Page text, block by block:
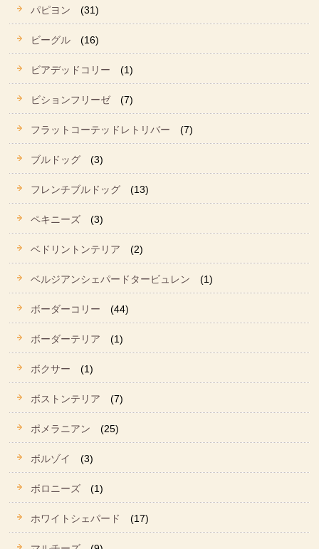
パピヨン (31)
ビーグル (16)
ビアデッドコリー (1)
ビションフリーゼ (7)
フラットコーテッドレトリバー (7)
ブルドッグ (3)
フレンチブルドッグ (13)
ペキニーズ (3)
ベドリントンテリア (2)
ベルジアンシェパードタービュレン (1)
ボーダーコリー (44)
ボーダーテリア (1)
ボクサー (1)
ボストンテリア (7)
ポメラニアン (25)
ボルゾイ (3)
ボロニーズ (1)
ホワイトシェパード (17)